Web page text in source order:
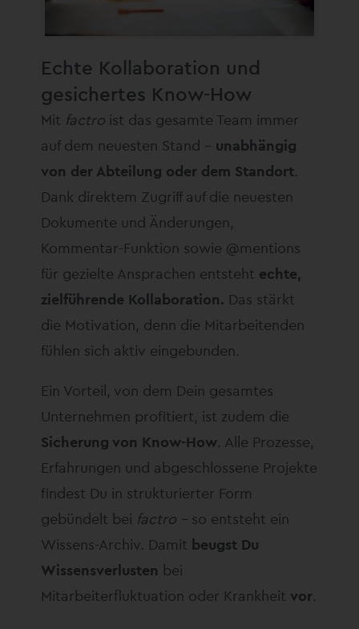
Echte Kollaboration und
gesichertes Know-How
Mit factro ist das gesamte Team immer
auf dem neuesten Stand – unabhängig
von der Abteilung oder dem Standort.
Dank direktem Zugriff auf die neuesten
Dokumente und Änderungen,
Kommentar-Funktion sowie @mentions
für gezielte Ansprachen entsteht echte,
zielführende Kollaboration. Das stärkt
die Motivation, denn die Mitarbeitenden
fühlen sich aktiv eingebunden.
Ein Vorteil, von dem Dein gesamtes
Unternehmen profitiert, ist zudem die
Sicherung von Know-How. Alle Prozesse,
Erfahrungen und abgeschlossene Projekte
findest Du in strukturierter Form
gebündelt bei factro – so entsteht ein
Wissens-Archiv. Damit beugst Du
Wissensverlusten bei
Mitarbeiterfluktuation oder Krankheit vor.